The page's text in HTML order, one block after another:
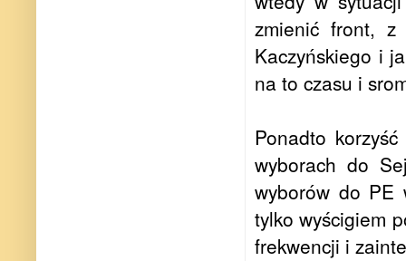
zmienić front,
Kaczyńskiego i
na to czasu i
Ponadto
wyborach do
wyborów do PE
tylko wyścigiem
frekwencji i